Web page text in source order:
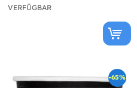
VERFÜGBAR
-65%